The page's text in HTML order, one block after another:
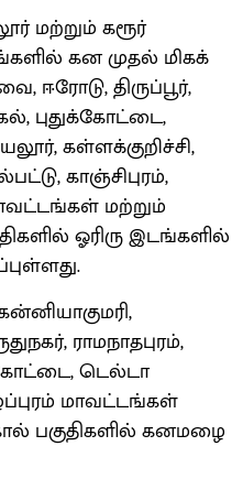
மற்றும் கரூர்
கன முதல் மிகக்
ஈரோடு, திருப்பூர்,
புதுக்கோட்டை,
கள்ளக்குறிச்சி,
காஞ்சிபுரம்,
மற்றும்
ஓரிரு இடங்களில்
ராமநாதபுரம்,
டெல்டா
மாவட்டங்கள்
பகுதிகளில் கனமழை